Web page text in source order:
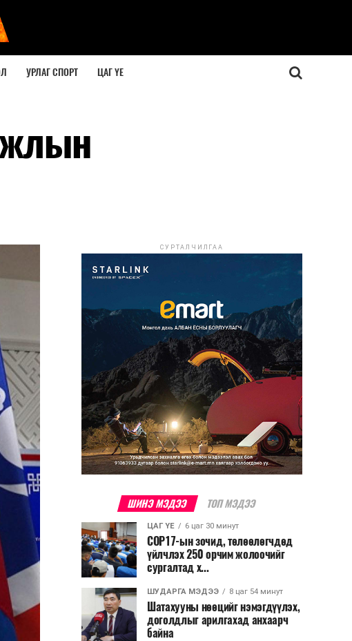
УРЛАГ СПОРТ ЦАГ ҮЕ
СУРТАЛЧИЛГАА
ШИНЭ МЭДЭЭ ТОП МЭДЭЭ
ЦАГ ҮЕ 6 цаг 30 минут
COP17-ын зочид, төлөөлөгчдөд
үйлчлэх 250 орчим жолоочийг
сургалтад х...
ШУДАРГА МЭДЭЭ 8 цаг 54 минут
Шатахууны нөөцийг нэмэгдүүлэх,
доголдлыг арилгахад анхаарч
байна